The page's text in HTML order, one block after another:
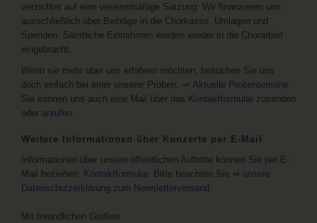
verzichtet auf eine vereinsmäßige Satzung. Wir finanzieren uns
ausschließlich über Beiträge in die Chorkasse, Umlagen und
Spenden. Sämtliche Einnahmen werden wieder in die Chorarbeit
eingebracht.
Wenn sie mehr über uns erfahren möchten, besuchen Sie uns
doch einfach bei einer unserer Proben: ⇒ Aktuelle Probentermine
Sie können uns auch eine Mail über das Kontaktformular zusenden
oder anrufen
Weitere Informationen über Konzerte per E-Mail
Informationen über unsere öffentlichen Auftritte können Sie per E-
Mail beziehen: Kontaktformular. Bitte beachten Sie ⇒ unsere
Datenschutzerklärung zum Newsletterversand
Mit freundlichen Grüßen